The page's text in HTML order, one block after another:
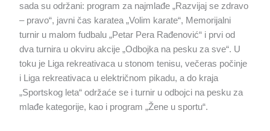
sada su održani: program za najmlađe „Razvijaj se zdravo
– pravo“, javni čas karatea „Volim karate“, Memorijalni
turnir u malom fudbalu „Petar Pera Rađenović“ i prvi od
dva turnira u okviru akcije „Odbojka na pesku za sve“. U
toku je Liga rekreativaca u stonom tenisu, večeras počinje
i Liga rekreativaca u električnom pikadu, a do kraja
„Sportskog leta“ održaće se i turnir u odbojci na pesku za
mlađe kategorije, kao i program „Žene u sportu“.